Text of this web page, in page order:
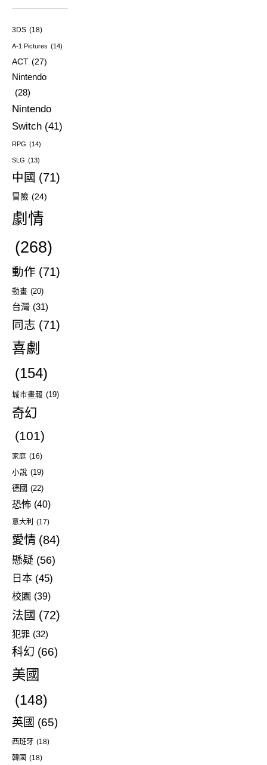
3DS (18)
A-1 Pictures (14)
ACT (27)
Nintendo
(28)
Nintendo
Switch (41)
RPG (14)
SLG (13)
中國 (71)
冒險 (24)
劇情
(268)
動作 (71)
動畫 (20)
台灣 (31)
同志 (71)
喜劇
(154)
城市畫報 (19)
奇幻
(101)
家庭 (16)
小說 (19)
德國 (22)
恐怖 (40)
意大利 (17)
愛情 (84)
懸疑 (56)
日本 (45)
校園 (39)
法國 (72)
犯罪 (32)
科幻 (66)
美國
(148)
英國 (65)
西班牙 (18)
韓國 (18)